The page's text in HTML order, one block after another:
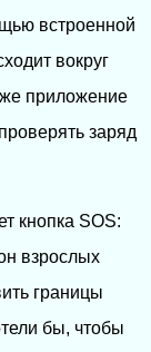
встроенной
вокруг
приложение
заряд
кнопка SOS:
взрослых
границы
бы, чтобы